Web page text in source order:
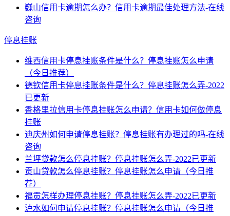
巍山信用卡逾期怎么办？信用卡逾期最佳处理方法-在线
咨询
停息挂账
维西信用卡停息挂账条件是什么？停息挂账怎么申请
（今日推荐）
德钦信用卡停息挂账条件是什么？停息挂账怎么弄-2022
已更新
香格里拉信用卡停息挂账怎么申请？信用卡如何做停息
挂账
迪庆州如何申请停息挂账？停息挂账有办理过的吗-在线
咨询
兰坪贷款怎么停息挂账？停息挂账怎么弄-2022已更新
贡山贷款怎么停息挂账？停息挂账怎么申请（今日推
荐）
福贡怎样办理停息挂账？停息挂账怎么弄-2022已更新
泸水如何申请停息挂账？停息挂账怎么申请（今日推